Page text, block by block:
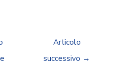
Articolo
successivo →